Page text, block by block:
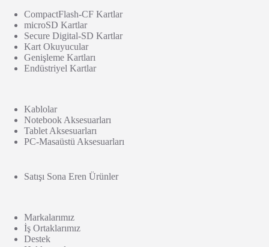
CompactFlash-CF Kartlar
microSD Kartlar
Secure Digital-SD Kartlar
Kart Okuyucular
Genişleme Kartları
Endüstriyel Kartlar
Kablolar
Notebook Aksesuarları
Tablet Aksesuarları
PC-Masaüstü Aksesuarları
Satışı Sona Eren Ürünler
Markalarımız
İş Ortaklarımız
Destek